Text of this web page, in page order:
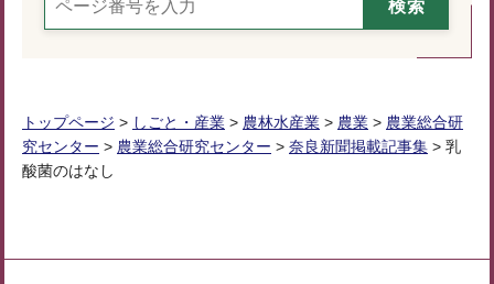
トップページ > しごと・産業 > 農林水産業 > 農業 > 農業総合研
究センター > 農業総合研究センター > 奈良新聞掲載記事集 > 乳
酸菌のはなし